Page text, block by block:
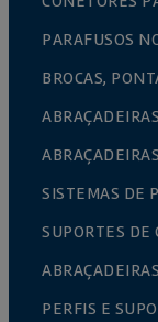
PARAFUSOS
BROCAS,
SISTEMAS DE
SUPORTES DE
PERFIS E